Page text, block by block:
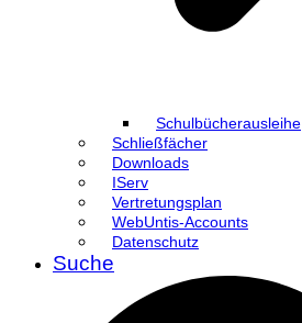
Schulbücherausleihe
Schließfächer
Downloads
IServ
Vertretungsplan
WebUntis-Accounts
Datenschutz
Suche